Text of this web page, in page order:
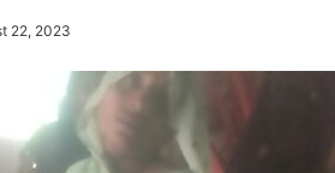
22, 2023